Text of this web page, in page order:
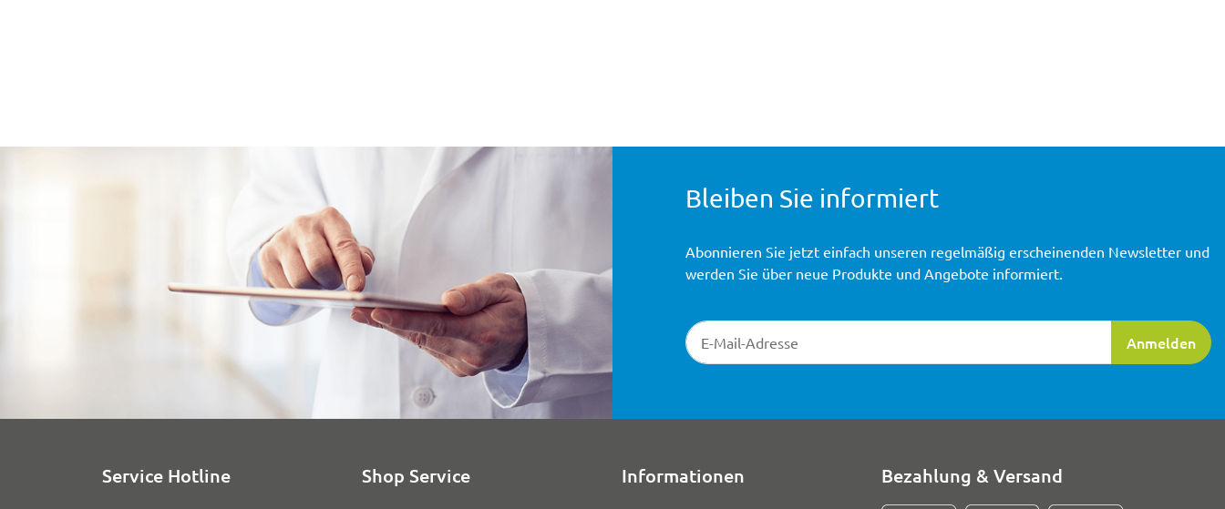
Bleiben Sie informiert
Newsletter-Registrierung
Anmelden
Abonnieren Sie jetzt einfach unseren regelmäßig erscheinenden Newsletter und
werden Sie über neue Produkte und Angebote informiert.
Service Hotline Shop Service Informationen Bezahlung & Versand